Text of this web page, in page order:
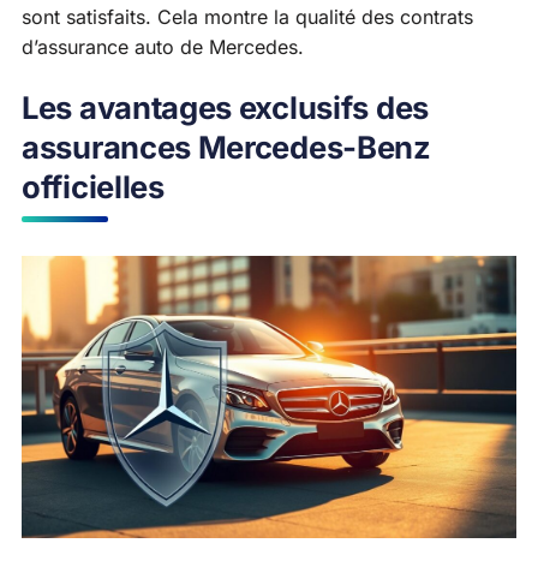
sont satisfaits. Cela montre la qualité des contrats
d’assurance auto de Mercedes.
Les avantages exclusifs des
assurances Mercedes-Benz
officielles